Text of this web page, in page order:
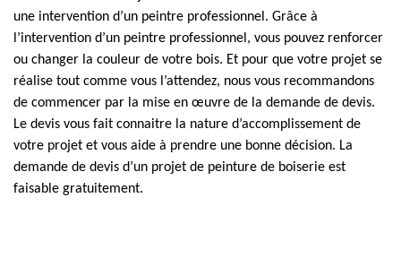
une intervention d’un peintre professionnel. Grâce à
l’intervention d’un peintre professionnel, vous pouvez renforcer
ou changer la couleur de votre bois. Et pour que votre projet se
réalise tout comme vous l’attendez, nous vous recommandons
de commencer par la mise en œuvre de la demande de devis.
Le devis vous fait connaitre la nature d’accomplissement de
votre projet et vous aide à prendre une bonne décision. La
demande de devis d’un projet de peinture de boiserie est
faisable gratuitement.